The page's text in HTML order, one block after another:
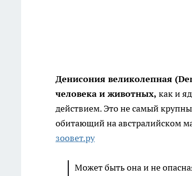
Денисония великолепная
человека и животных, как и
действием. Это не самый
обитающий на австралийском
зоовет.ру
Может быть она и не